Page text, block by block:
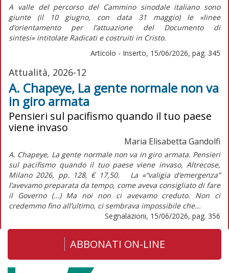
A valle del percorso del Cammino sinodale italiano sono
giunte (il 10 giugno, con data 31 maggio) le «linee
d’orientamento per l’attuazione del Documento di
sintesi»intitolate Radicati e costruiti in Cristo.
Articolo - Inserto, 15/06/2026, pag. 345
Attualità, 2026-12
A. Chapeye, La gente normale non va
in giro armata
Pensieri sul pacifismo quando il tuo paese
viene invaso
Maria Elisabetta Gandolfi
A. Chapeye, La gente normale non va in giro armata. Pensieri
sul pacifismo quando il tuo paese viene invaso, Altrecose,
Milano 2026, pp. 128, € 17,50. La «“valigia d’emergenza”
l’avevamo preparata da tempo, come aveva consigliato di fare
il Governo (…) Ma noi non ci avevamo creduto. Non ci
credemmo fino all’ultimo, ci sembrava impossibile che...
Segnalazioni, 15/06/2026, pag. 356
ABBONATI ON-LINE